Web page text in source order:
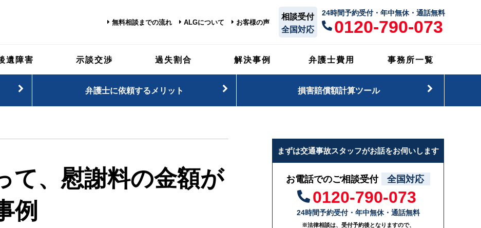
無料相談までの流れ ALGについて お客様の声
相談受付
全国対応
24時間予約受付・年中無休・通話無料
0120-790-073
遺障害 示談交渉 過失割合 解決事例 弁護士費用 事務所一覧
弁護士に依頼するメリット 損害賠償額計算ツール
て、慰謝料の金額が
例
まずは交通事故スタッフがお話をお伺いします
お電話でのご相談受付 全国対応
0120-790-073
24時間予約受付・年中無休・通話無料
※法律相談は、受付予約後となりますので、